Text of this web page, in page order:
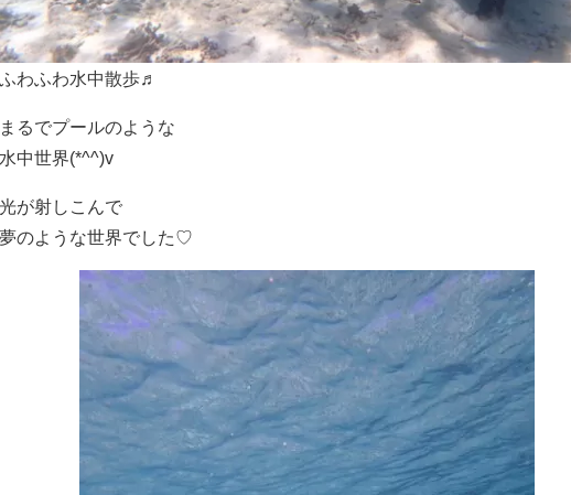
ふわふわ水中散歩♬
まるでプールのような
水中世界(*^^)v
光が射しこんで
夢のような世界でした♡